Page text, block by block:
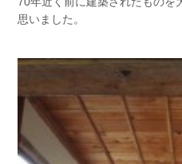
思いました。